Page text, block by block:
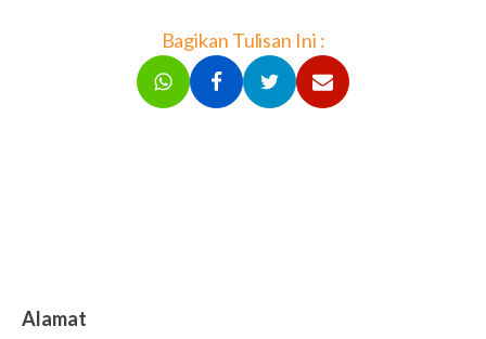
Bagikan Tulisan Ini :
Alamat